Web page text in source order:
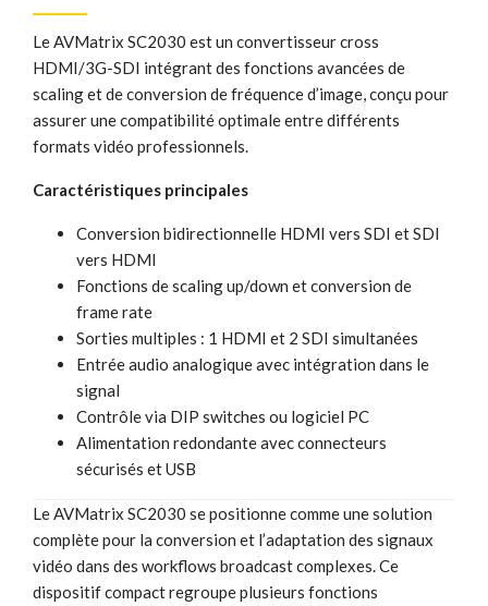
Le AVMatrix SC2030 est un convertisseur cross
HDMI/3G-SDI intégrant des fonctions avancées de
scaling et de conversion de fréquence d’image, conçu pour
assurer une compatibilité optimale entre différents
formats vidéo professionnels.
Caractéristiques principales
Conversion bidirectionnelle HDMI vers SDI et SDI
vers HDMI
Fonctions de scaling up/down et conversion de
frame rate
Sorties multiples : 1 HDMI et 2 SDI simultanées
Entrée audio analogique avec intégration dans le
signal
Contrôle via DIP switches ou logiciel PC
Alimentation redondante avec connecteurs
sécurisés et USB
Le AVMatrix SC2030 se positionne comme une solution
complète pour la conversion et l’adaptation des signaux
vidéo dans des workflows broadcast complexes. Ce
dispositif compact regroupe plusieurs fonctions